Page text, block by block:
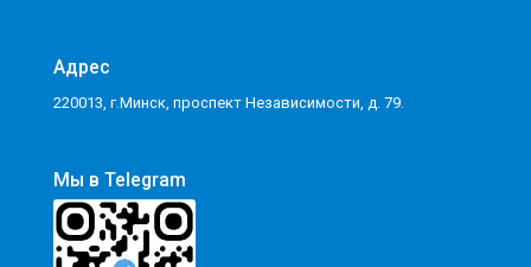
Адрес
220013, г.Минск, проспект Независимости, д. 79.
Мы в Telegram